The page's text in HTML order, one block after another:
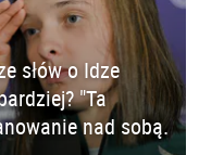
słów o Idze
"Ta
nad sobą.